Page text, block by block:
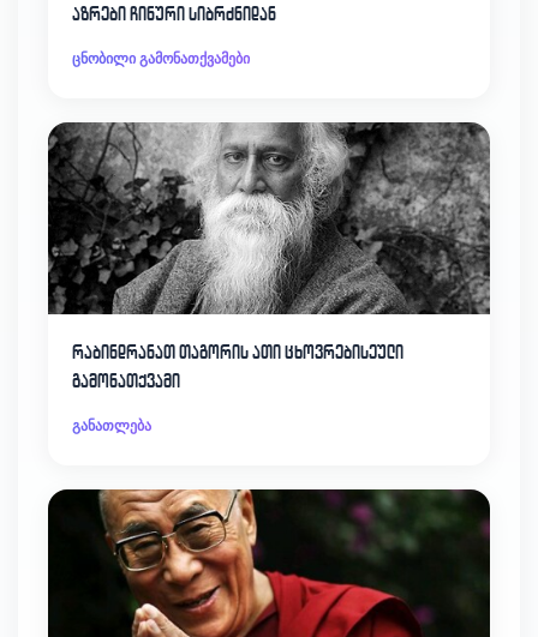
აზრები ჩინური სიბრძნიდან
ცნობილი გამონათქვამები
რაბინდრანათ თაგორის ათი ცხოვრებისეული
გამონათქვამი
განათლება